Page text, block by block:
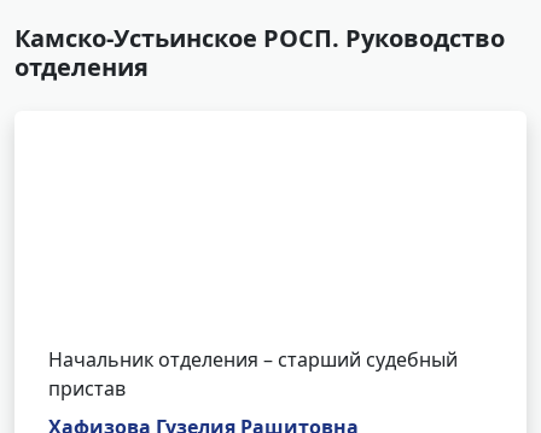
Камско-Устьинское РОСП. Руководство
отделения
Начальник отделения – старший судебный
пристав
Хафизова Гузелия Рашитовна